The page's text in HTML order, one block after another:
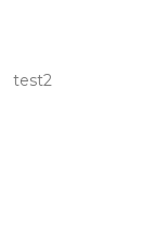
test2